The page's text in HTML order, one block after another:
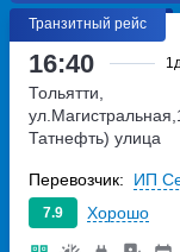
Транзитный рейс
16:40
Тольятти,
Татнефть) улица
7.9 Хорошо
Перевозчик: ИП